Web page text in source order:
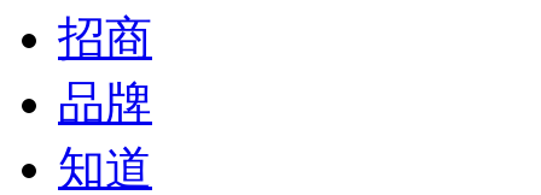
招商
品牌
知道